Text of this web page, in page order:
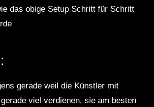
Techno || Selection 076 ||
das obige Setup Schritt für Schritt
gerade weil die Künstler mit
viel verdienen, sie am besten